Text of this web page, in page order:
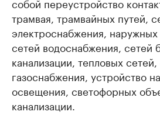
трамвая, трамвайных путей,
электроснабжения, наружных
сетей водоснабжения, сетей
канализации, тепловых
газоснабжения, устройство
освещения, светофорных
канализации.